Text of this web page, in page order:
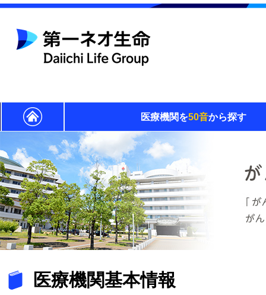
医療機関を50音から探す
医療機関基本情報